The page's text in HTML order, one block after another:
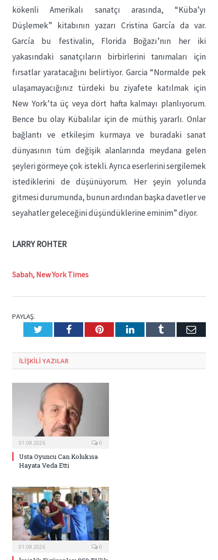
kökenli Amerikalı sanatçı arasında, “Küba’yı
Düşlemek” kitabının yazarı Cristina García da var.
García bu festivalin, Florida Boğazı’nın her iki
yakasındaki sanatçıların birbirlerini tanımaları için
fırsatlar yaratacağını belirtiyor. Garcia “Normalde pek
ulaşamayacığınız türdeki bu ziyafete katılmak için
New York’ta üç veya dört hafta kalmayı planlıyorum.
Bence bu olay Kübalılar için de müthiş yararlı. Onlar
bağlantı ve etkileşim kurmaya ve buradaki sanat
dünyasının tüm değişik alanlarında meydana gelen
şeyleri görmeye çok istekli. Ayrıca eserlerini sergilemek
istediklerini de düşünüyorum. Her şeyin yolunda
gitmesi durumunda, bunun ardından başka davetler ve
seyahatler geleceğini düşündüklerine eminim” diyor.
LARRY ROHTER
Sabah, New York Times
PAYLAŞ.
TwitterFacebookPinterestLinkedInTumblr E-
ILIŞKILI YAZILAR
01.08.2026 0
Usta Oyuncu Can Kolukısa
Hayata Veda Etti
01.08.2026 0